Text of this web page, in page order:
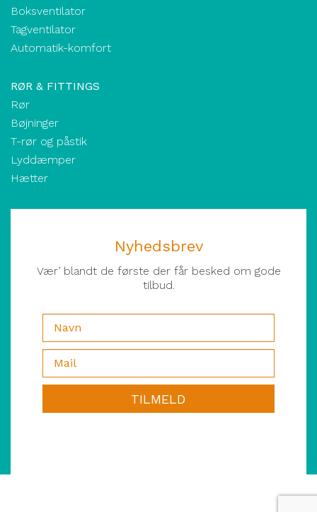
Boksventilator
Tagventilator
Automatik-komfort
RØR & FITTINGS
Rør
Bøjninger
T-rør og påstik
Lyddæmper
Hætter
Nyhedsbrev
Vær’ blandt de første der får besked om gode
tilbud.
TILMELD